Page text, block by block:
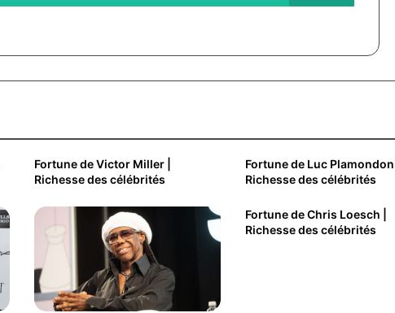
Fortune de Victor Miller |
Richesse des célébrités
Fortune de Luc Plamondon |
Richesse des célébrités
Fortune de Chris Loesch |
Richesse des célébrités